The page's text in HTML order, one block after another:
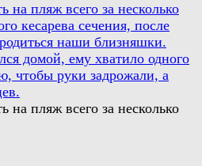
пляж всего за несколько
кесарева сечения, после
наши близняшки.
домой, ему хватило одного
чтобы руки задрожали, а
пляж всего за несколько